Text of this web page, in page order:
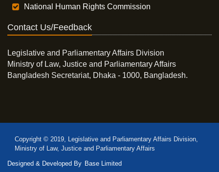
National Human Rights Commission
Contact Us/Feedback
Legislative and Parliamentary Affairs Division
Ministry of Law, Justice and Parliamentary Affairs
Bangladesh Secretariat, Dhaka - 1000, Bangladesh.
Copyright © 2019, Legislative and Parliamentary Affairs Division,
Ministry of Law, Justice and Parliamentary Affairs
Designed & Developed By Base Limited